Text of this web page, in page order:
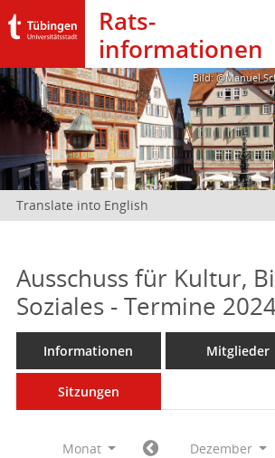
Rats­
informationen
Bild: @Manuel
Translate into English
Ausschuss für Kultur,
Soziales - Termine
Informationen Mitglieder
Sitzungen
Monat
Dezember